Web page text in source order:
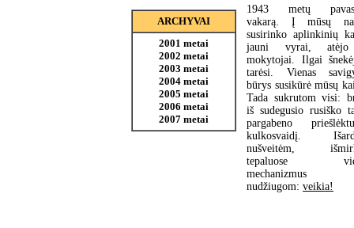
ARCHYVAI
2001 metai
2002 metai
2003 metai
2004 metai
2005 metai
2006 metai
2007 metai
1943 metų
vakarą. Į mūsų
susirinko aplinkinių
jauni vyrai,
mokytojai. Ilgai
tarėsi. Vienas
būrys susikūrė mūsų
Tada sukrutom visi:
iš sudegusio rusiško
pargabeno
kulkosvaidį.
nušveitėm,
tepaluose
nudžiugom: veikia!